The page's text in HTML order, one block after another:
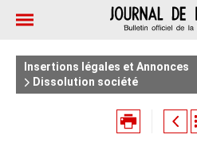
Insertions légales et Annonces
Dissolution société